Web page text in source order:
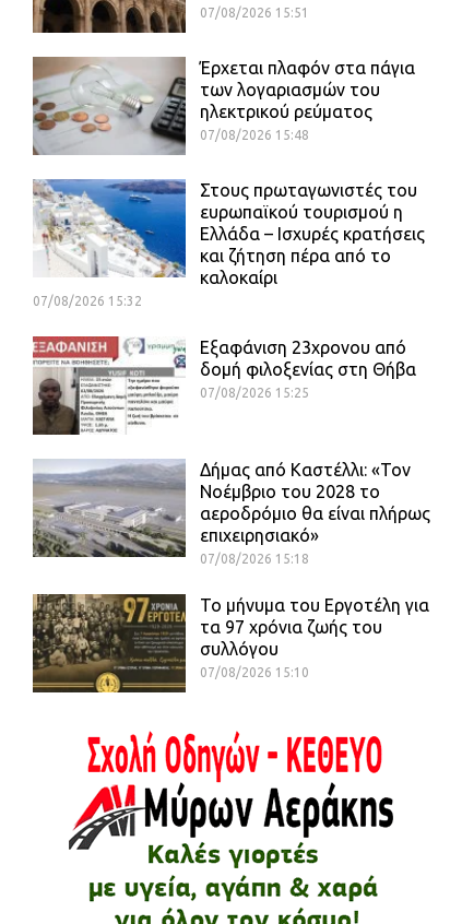
07/08/2026 15:51
Έρχεται πλαφόν στα πάγια
των λογαριασμών του
ηλεκτρικού ρεύματος
07/08/2026 15:48
Στους πρωταγωνιστές του
ευρωπαϊκού τουρισμού η
Ελλάδα – Ισχυρές κρατήσεις
και ζήτηση πέρα από το
καλοκαίρι
07/08/2026 15:32
Εξαφάνιση 23χρονου από
δομή φιλοξενίας στη Θήβα
07/08/2026 15:25
Δήμας από Καστέλλι: «Τον
Νοέμβριο του 2028 το
αεροδρόμιο θα είναι πλήρως
επιχειρησιακό»
07/08/2026 15:18
Το μήνυμα του Εργοτέλη για
τα 97 χρόνια ζωής του
συλλόγου
07/08/2026 15:10